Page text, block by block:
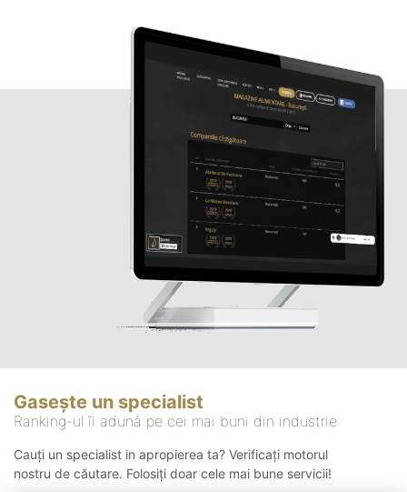
Gasește un specialist
Ranking-ul îi adună pe cei mai buni din industrie
Cauți un specialist in apropierea ta? Verificați motorul
nostru de căutare. Folosiți doar cele mai bune servicii!